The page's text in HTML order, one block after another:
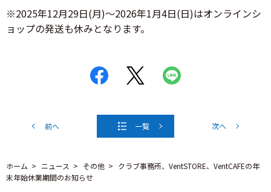
※2025年12月29日(月)～2026年1月4日(日)はオンラインシ
ョップの発送も休みとなります。
前へ 一覧 次へ
ホーム ニュース その他
クラブ事務所、VentSTORE、VentCAFEの年
末年始休業期間のお知らせ